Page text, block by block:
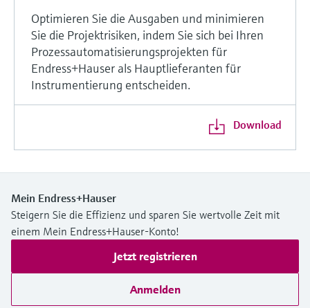
Optimieren Sie die Ausgaben und minimieren
Sie die Projektrisiken, indem Sie sich bei Ihren
Prozessautomatisierungsprojekten für
Endress+Hauser als Hauptlieferanten für
Instrumentierung entscheiden.
Download
Mein Endress+Hauser
Steigern Sie die Effizienz und sparen Sie wertvolle Zeit mit
einem Mein Endress+Hauser-Konto!
Jetzt registrieren
Anmelden